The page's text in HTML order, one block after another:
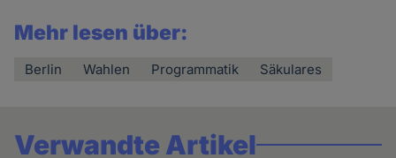
Mehr lesen über:
Berlin Wahlen Programmatik Säkulares
Verwandte Artikel